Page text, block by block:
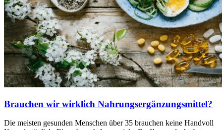
Brauchen wir wirklich Nahrungsergänzungsmittel?
Die meisten gesunden Menschen über 35 brauchen keine Handvoll